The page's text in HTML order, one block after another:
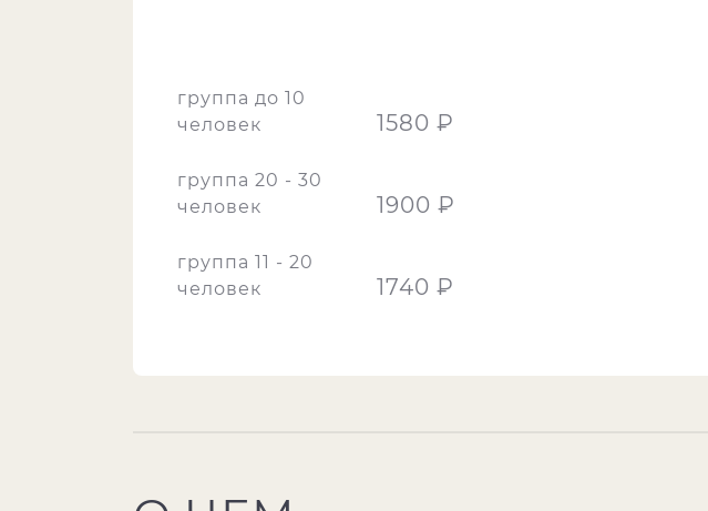
группа до 10
человек
1580 ₽
группа 20 - 30
человек
1900 ₽
группа 11 - 20
человек
1740 ₽